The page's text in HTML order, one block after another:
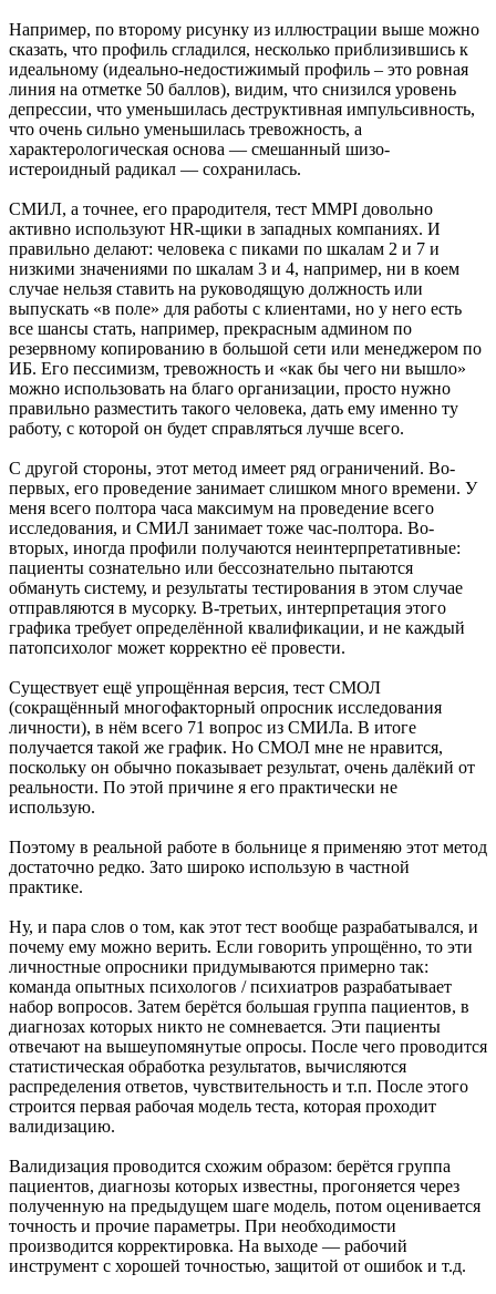
Например, по второму рисунку из иллюстрации выше можно
сказать, что профиль сгладился, несколько приблизившись к
идеальному (идеально-недостижимый профиль – это ровная
линия на отметке 50 баллов), видим, что снизился уровень
депрессии, что уменьшилась деструктивная импульсивность,
что очень сильно уменьшилась тревожность, а
характерологическая основа — смешанный шизо-
истероидный радикал — сохранилась.
СМИЛ, а точнее, его прародителя, тест MMPI довольно
активно используют HR-щики в западных компаниях. И
правильно делают: человека с пиками по шкалам 2 и 7 и
низкими значениями по шкалам 3 и 4, например, ни в коем
случае нельзя ставить на руководящую должность или
выпускать «в поле» для работы с клиентами, но у него есть
все шансы стать, например, прекрасным админом по
резервному копированию в большой сети или менеджером по
ИБ. Его пессимизм, тревожность и «как бы чего ни вышло»
можно использовать на благо организации, просто нужно
правильно разместить такого человека, дать ему именно ту
работу, с которой он будет справляться лучше всего.
С другой стороны, этот метод имеет ряд ограничений. Во-
первых, его проведение занимает слишком много времени. У
меня всего полтора часа максимум на проведение всего
исследования, и СМИЛ занимает тоже час-полтора. Во-
вторых, иногда профили получаются неинтерпретативные:
пациенты сознательно или бессознательно пытаются
обмануть систему, и результаты тестирования в этом случае
отправляются в мусорку. В-третьих, интерпретация этого
графика требует определённой квалификации, и не каждый
патопсихолог может корректно её провести.
Существует ещё упрощённая версия, тест СМОЛ
(сокращённый многофакторный опросник исследования
личности), в нём всего 71 вопрос из СМИЛа. В итоге
получается такой же график. Но СМОЛ мне не нравится,
поскольку он обычно показывает результат, очень далёкий от
реальности. По этой причине я его практически не
использую.
Поэтому в реальной работе в больнице я применяю этот метод
достаточно редко. Зато широко использую в частной
практике.
Ну, и пара слов о том, как этот тест вообще разрабатывался, и
почему ему можно верить. Если говорить упрощённо, то эти
личностные опросники придумываются примерно так:
команда опытных психологов / психиатров разрабатывает
набор вопросов. Затем берётся большая группа пациентов, в
диагнозах которых никто не сомневается. Эти пациенты
отвечают на вышеупомянутые опросы. После чего проводится
статистическая обработка результатов, вычисляются
распределения ответов, чувствительность и т.п. После этого
строится первая рабочая модель теста, которая проходит
валидизацию.
Валидизация проводится схожим образом: берётся группа
пациентов, диагнозы которых известны, прогоняется через
полученную на предыдущем шаге модель, потом оценивается
точность и прочие параметры. При необходимости
производится корректировка. На выходе — рабочий
инструмент с хорошей точностью, защитой от ошибок и т.д.